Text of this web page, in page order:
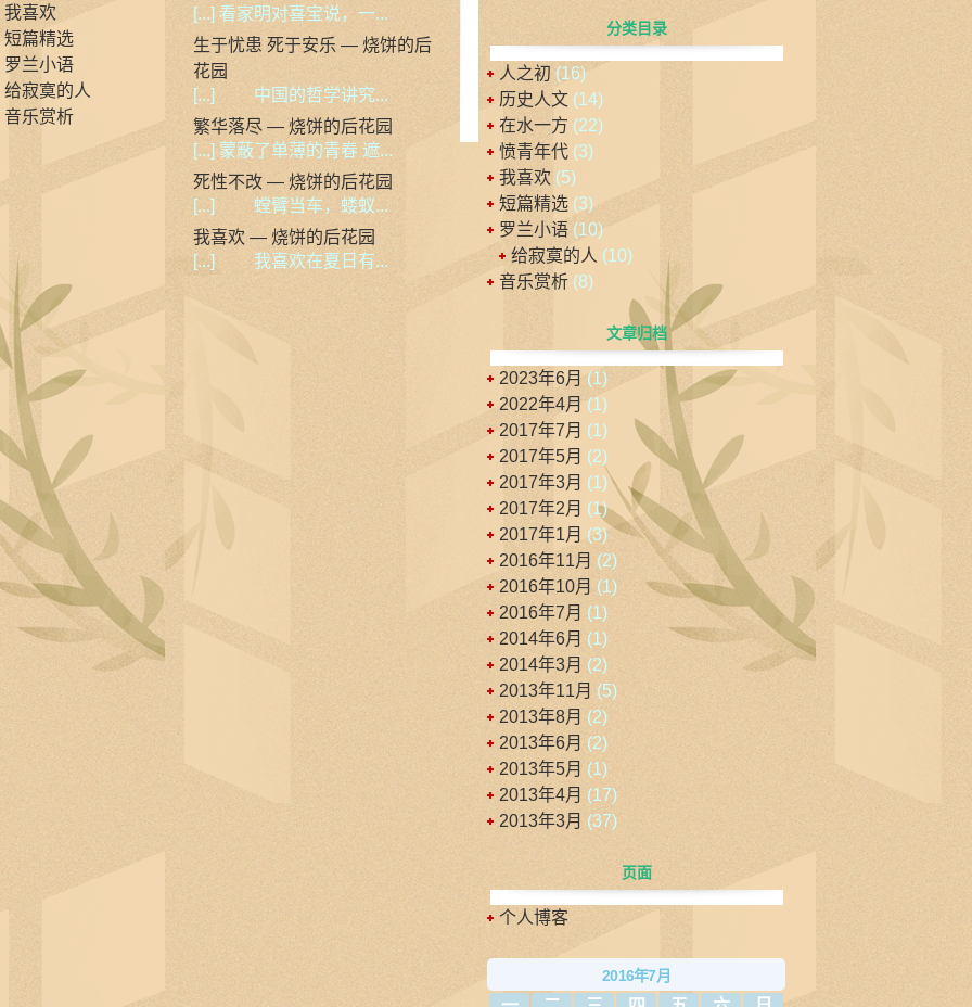
我喜欢
短篇精选
罗兰小语
给寂寞的人
音乐赏析
[...] 看家明对喜宝说，一...
生于忧患 死于安乐 — 烧饼的后
花园
[...] 中国的哲学讲究...
繁华落尽 — 烧饼的后花园
[...] 蒙蔽了单薄的青春 遮...
死性不改 — 烧饼的后花园
[...] 螳臂当车，蝼蚁...
我喜欢 — 烧饼的后花园
[...] 我喜欢在夏日有...
分类目录
人之初 (16)
历史人文 (14)
在水一方 (22)
愤青年代 (3)
我喜欢 (5)
短篇精选 (3)
罗兰小语 (10)
给寂寞的人 (10)
音乐赏析 (8)
文章归档
2023年6月 (1)
2022年4月 (1)
2017年7月 (1)
2017年5月 (2)
2017年3月 (1)
2017年2月 (1)
2017年1月 (3)
2016年11月 (2)
2016年10月 (1)
2016年7月 (1)
2014年6月 (1)
2014年3月 (2)
2013年11月 (5)
2013年8月 (2)
2013年6月 (2)
2013年5月 (1)
2013年4月 (17)
2013年3月 (37)
页面
个人博客
2016年7月